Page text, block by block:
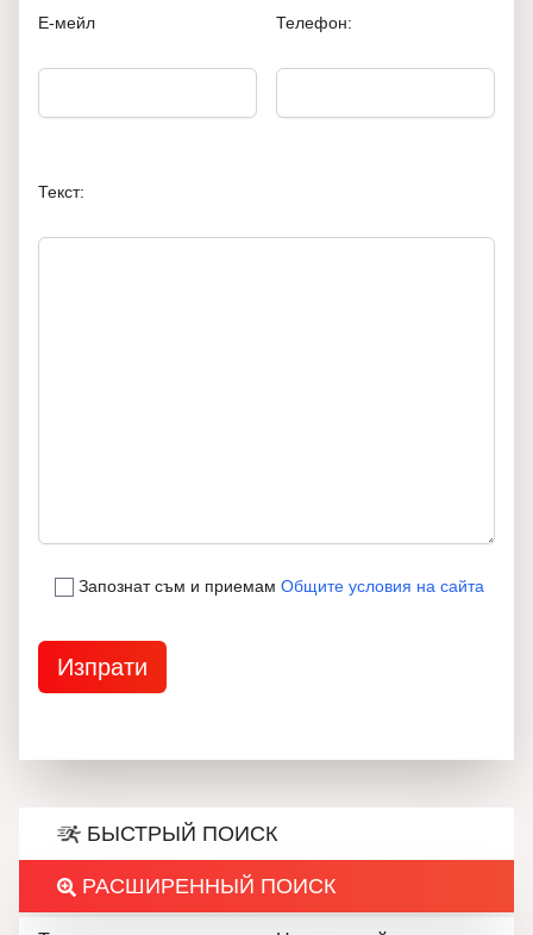
Е-мейл Телефон:
Текст:
Запознат съм и приемам Общите условия на сайта
БЫСТРЫЙ ПОИСК
РАСШИРЕННЫЙ ПОИСК